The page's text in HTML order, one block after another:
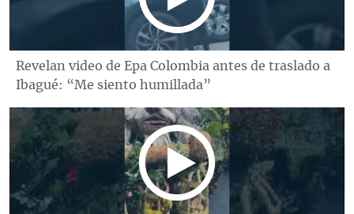
Revelan video de Epa Colombia antes de traslado a
Ibagué: “Me siento humillada”